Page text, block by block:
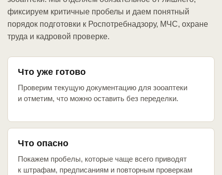
фиксируем критичные пробелы и даем понятный
порядок подготовки к Роспотребнадзору, МЧС, охране
труда и кадровой проверке.
Что уже готово
Проверим текущую документацию для зооаптеки
и отметим, что можно оставить без переделки.
Что опасно
Покажем пробелы, которые чаще всего приводят
к штрафам, предписаниям и повторным проверкам